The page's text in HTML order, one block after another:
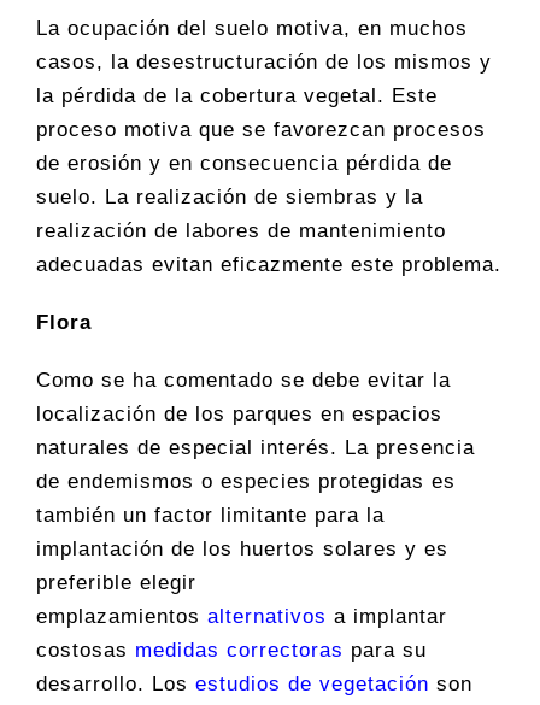
La ocupación del suelo motiva, en muchos
casos, la desestructuración de los mismos y
la pérdida de la cobertura vegetal. Este
proceso motiva que se favorezcan procesos
de erosión y en consecuencia pérdida de
suelo. La realización de siembras y la
realización de labores de mantenimiento
adecuadas evitan eficazmente este problema.
Flora
Como se ha comentado se debe evitar la
localización de los parques en espacios
naturales de especial interés. La presencia
de endemismos o especies protegidas es
también un factor limitante para la
implantación de los huertos solares y es
preferible elegir
emplazamientos alternativos a implantar
costosas medidas correctoras para su
desarrollo. Los estudios de vegetación son